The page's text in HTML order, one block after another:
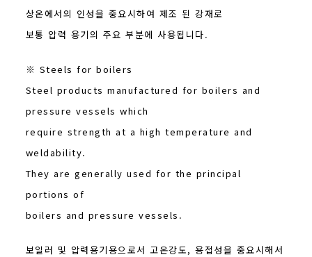
상온에서의 인성을 중요시하여 제조 된 강재로
보통 압력 용기의 주요 부분에 사용됩니다.
※ Steels for boilers
Steel products manufactured for boilers and
pressure vessels which
require strength at a high temperature and
weldability.
They are generally used for the principal
portions of
boilers and pressure vessels.
보일러 및 압력용기용으로서 고온강도, 용접성을 중요시해서